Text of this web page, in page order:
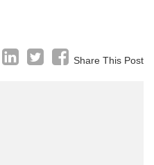
Share This Post